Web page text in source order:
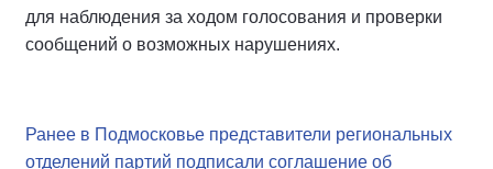
для наблюдения за ходом голосования и проверки
сообщений о возможных нарушениях.
Ранее в Подмосковье представители региональных
отделений партий подписали соглашение об